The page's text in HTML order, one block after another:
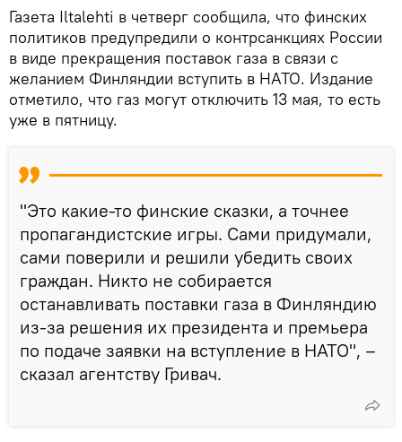
Газета Iltalehti в четверг сообщила, что финских
политиков предупредили о контрсанкциях России
в виде прекращения поставок газа в связи с
желанием Финляндии вступить в НАТО. Издание
отметило, что газ могут отключить 13 мая, то есть
уже в пятницу.
"Это какие-то финские сказки, а точнее
пропагандистские игры. Сами придумали,
сами поверили и решили убедить своих
граждан. Никто не собирается
останавливать поставки газа в Финляндию
из-за решения их президента и премьера
по подаче заявки на вступление в НАТО", –
сказал агентству Гривач.